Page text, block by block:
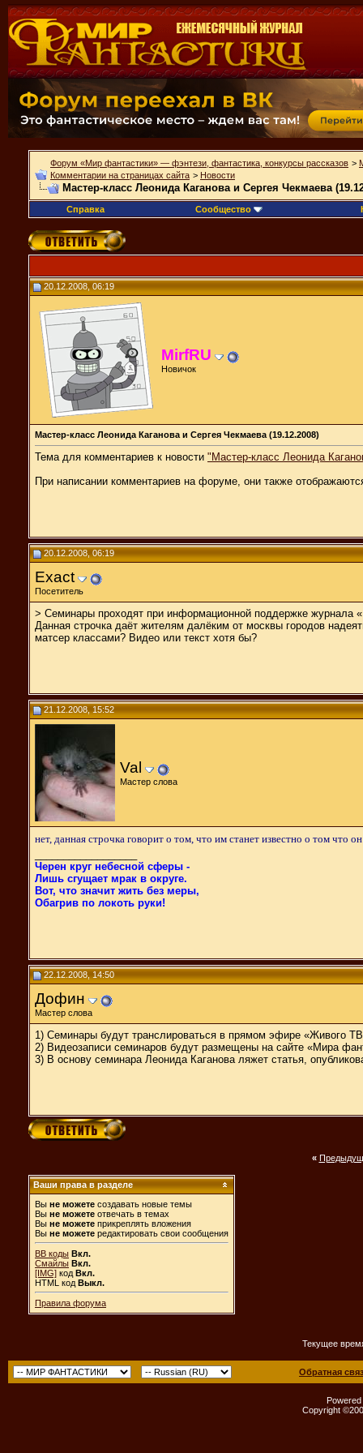
Форум «Мир фантастики» — фэнтези, фантастика, конкурсы рассказов >
Комментарии на страницах сайта > Новости
Мастер-класс Леонида Каганова и Сергея Чекмаева
Справка Сообщество
20.12.2008, 06:19
MirfRU
Новичок
Мастер-класс Леонида Каганова и Сергея Чекмаева (19.12.2008)
Тема для комментариев к новости "Мастер-класс Леонида
При написании комментариев на форуме, они также
20.12.2008, 06:19
Exact
Посетитель
> Семинары проходят при информационной поддержке журнала
Данная строчка даёт жителям далёким от москвы городов
матсер классами? Видео или текст хотя бы?
21.12.2008, 15:52
Val
Мастер слова
нет, данная строчка говорит о том, что им станет известно о том что
Черен круг небесной сферы -
Лишь сгущает мрак в округе.
Вот, что значит жить без меры,
Обагрив по локоть руки!
22.12.2008, 14:50
Дофин
Мастер слова
1) Семинары будут транслироваться в прямом эфире «Живого
2) Видеозаписи семинаров будут размещены на сайте «Мира
3) В основу семинара Леонида Каганова ляжет статья,
«
Ваши права в разделе
Вы не можете создавать новые темы
Вы не можете отвечать в темах
Вы не можете прикреплять вложения
Вы не можете редактировать свои сообщения
BB коды Вкл.
Смайлы Вкл.
[IMG] код Вкл.
HTML код Выкл.
Правила форума
Текущее
Обратная
Copyright